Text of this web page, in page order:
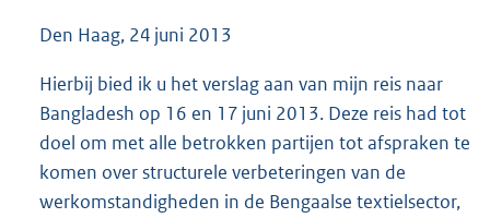
Den Haag, 24 juni 2013
Hierbij bied ik u het verslag aan van mijn reis naar
Bangladesh op 16 en 17 juni 2013. Deze reis had tot
doel om met alle betrokken partijen tot afspraken te
komen over structurele verbeteringen van de
werkomstandigheden in de Bengaalse textielsector,